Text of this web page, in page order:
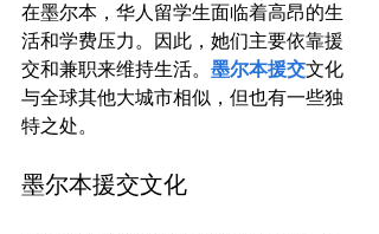
在墨尔本，华人留学生面临着高昂的生
活和学费压力。因此，她们主要依靠援
交和兼职来维持生活。 墨尔本援交文化
与全球其他大城市相似，但也有一些独
墨尔本援交文化